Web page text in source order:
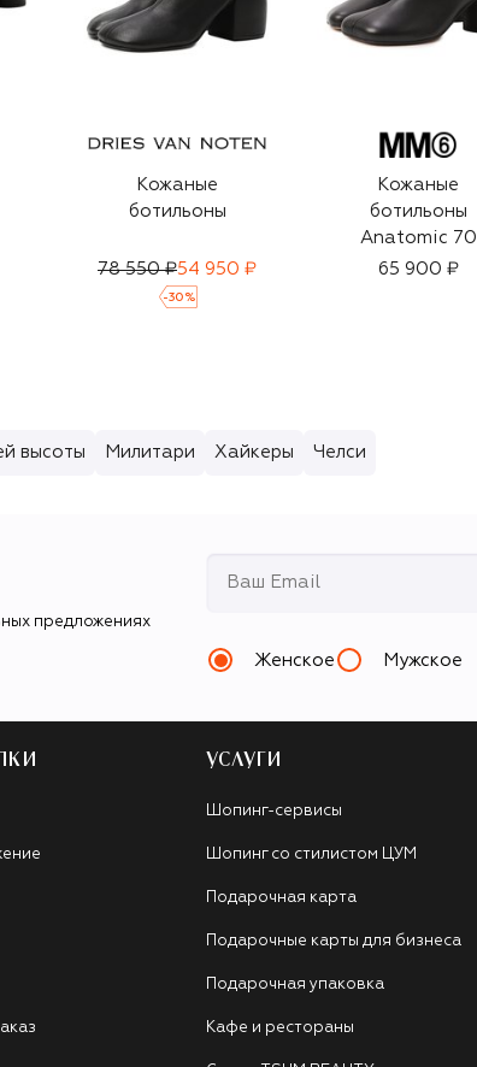
Кожаные
ботильоны
78 550 ₽54 950 ₽
-30 %
Кожаные
ботильоны
Anatomic 70
65 900 ₽
высоты Милитари Хайкеры Челси
предложениях
Женское Мужское
УСЛУГИ
Шопинг-сервисы
Шопинг со стилистом ЦУМ
Подарочная карта
Подарочные карты для бизнеса
Подарочная упаковка
Кафе и рестораны